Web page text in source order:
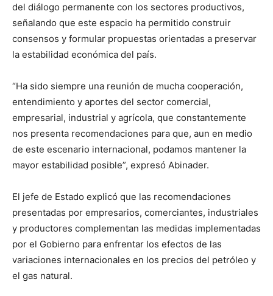
del diálogo permanente con los sectores productivos,
señalando que este espacio ha permitido construir
consensos y formular propuestas orientadas a preservar
la estabilidad económica del país.
“Ha sido siempre una reunión de mucha cooperación,
entendimiento y aportes del sector comercial,
empresarial, industrial y agrícola, que constantemente
nos presenta recomendaciones para que, aun en medio
de este escenario internacional, podamos mantener la
mayor estabilidad posible”, expresó Abinader.
El jefe de Estado explicó que las recomendaciones
presentadas por empresarios, comerciantes, industriales
y productores complementan las medidas implementadas
por el Gobierno para enfrentar los efectos de las
variaciones internacionales en los precios del petróleo y
el gas natural.